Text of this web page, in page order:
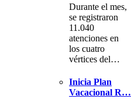
Durante el mes,
se registraron
11.040
atenciones en
los cuatro
vértices del…
Inicia Plan
Vacacional R…